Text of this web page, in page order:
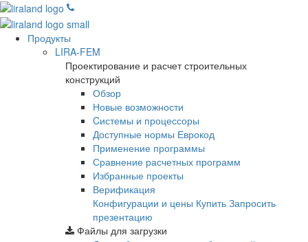
Продукты
LIRA-FEM
Проектирование и расчет строительных
конструкций
Обзор
Новые возможности
Cистемы и процессоры
Доступные нормы Еврокод
Применение программы
Сравнение расчетных программ
Избранные проекты
Верификация
Конфигурации и цены Купить Запросить
презентацию
Файлы для загрузки